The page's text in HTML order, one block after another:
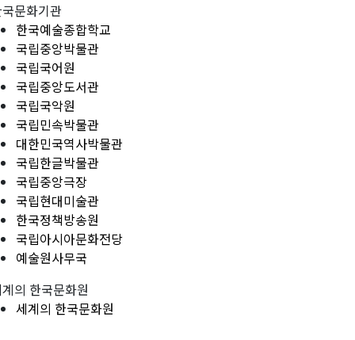
문화기관
한국예술종합학교
국립중앙박물관
국립국어원
국립중앙도서관
국립국악원
국립민속박물관
대한민국역사박물관
국립한글박물관
국립중앙극장
국립현대미술관
한국정책방송원
국립아시아문화전당
예술원사무국
의 한국문화원
세계의 한국문화원